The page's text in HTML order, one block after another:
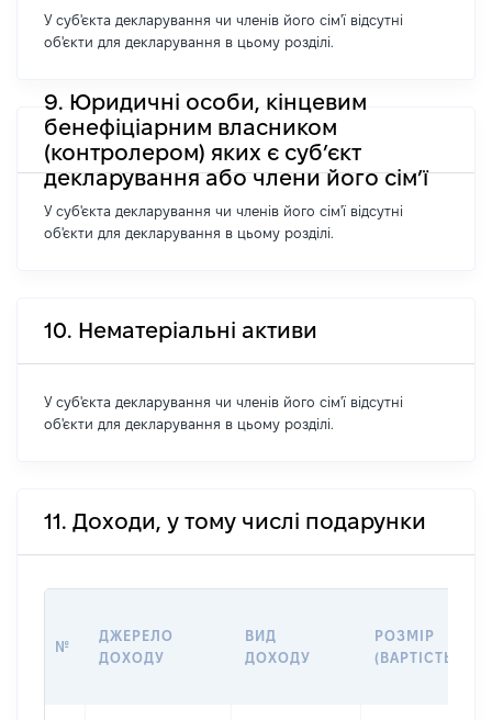
У суб'єкта декларування чи членів його сім'ї відсутні
об'єкти для декларування в цьому розділі.
9. Юридичні особи, кінцевим
бенефіціарним власником
(контролером) яких є суб’єкт
декларування або члени його сім’ї
У суб'єкта декларування чи членів його сім'ї відсутні
об'єкти для декларування в цьому розділі.
10. Нематеріальні активи
У суб'єкта декларування чи членів його сім'ї відсутні
об'єкти для декларування в цьому розділі.
11. Доходи, у тому числі подарунки
№
ДЖЕРЕЛО
ДОХОДУ
ВИД
ДОХОДУ
РОЗМІР
(ВАРТІСТЬ)